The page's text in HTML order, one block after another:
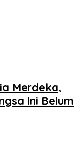
Merdeka,
Ini Belum